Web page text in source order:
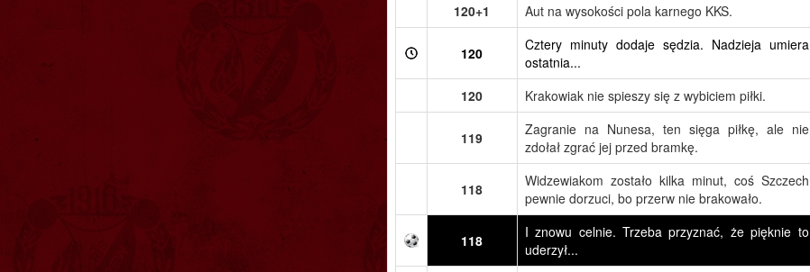
120+1
Aut na wysokości pola karnego KKS.
120
Cztery minuty dodaje sędzia. Nadzieja umiera
ostatnia...
120
Krakowiak nie spieszy się z wybiciem piłki.
119
Zagranie na Nunesa, ten sięga piłkę, ale nie
zdołał zgrać jej przed bramkę.
118
Widzewiakom zostało kilka minut, coś Szczech
pewnie dorzuci, bo przerw nie brakowało.
118
I znowu celnie. Trzeba przyznać, że pięknie to
uderzył...